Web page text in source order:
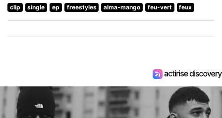
clip single ep freestyles alma-mango feu-vert feux